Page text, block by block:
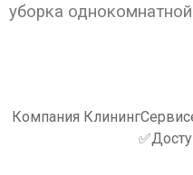
уборка
Компания